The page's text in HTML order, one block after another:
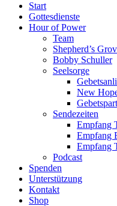
Start
Gottesdienste
Hour of Power
Team
Shepherd’s
Bobby Schuller
Seelsorge
New
Sendezeiten
Empfang
Empfang
Empfang
Podcast
Spenden
Unterstützung
Kontakt
Shop